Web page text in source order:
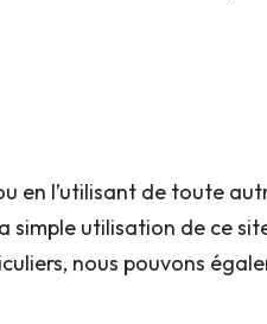
en l’utilisant de toute
utilisation de ce
nous pouvons